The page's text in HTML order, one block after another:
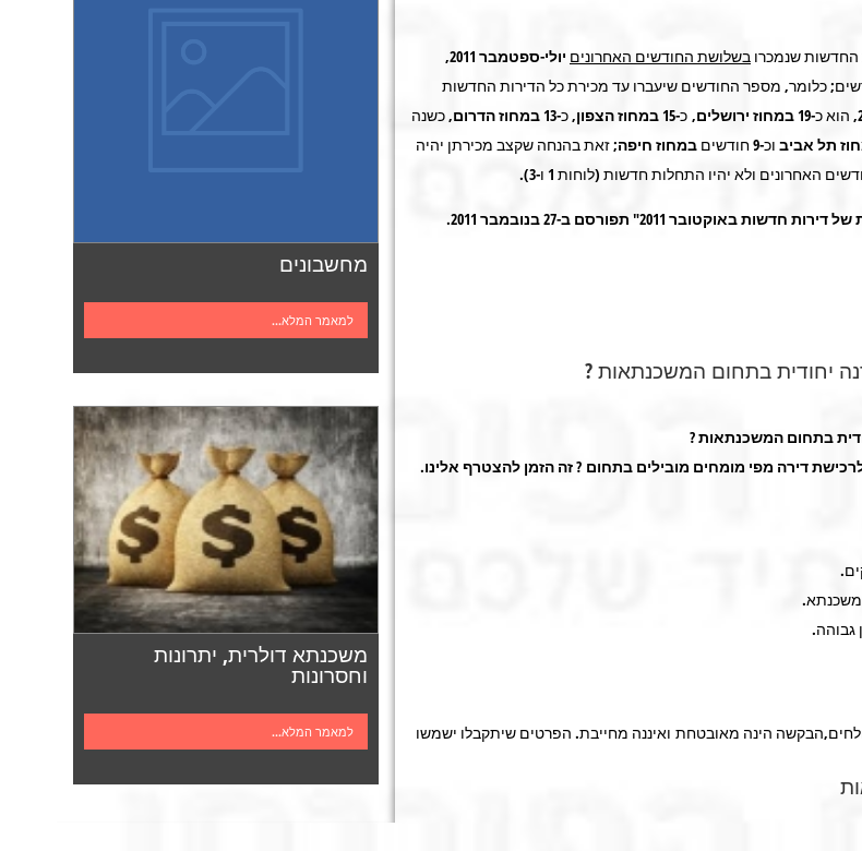
מחשבונים
למאמר המלא...
משכנתא דולרית, יתרונות
וחסרונות
למאמר המלא...
החדשות שנמכרו בשלושת החודשים האחרונים יולי-ספטמבר 2011
,
;כלומר, מספר החודשים שיעברו עד מכירת כל הדירות החדשות
, הוא כ-19 במחוז ירושלים, כ-15 במחוז הצפון, כ-13 במחוז הדרום, כשנה
תל אביב וכ-9 חודשים במחוז חיפה; זאת בהנחה שקצב מכירתן יהיה
האחרונים ולא יהיו התחלות חדשות (לוחות 1 ו-3).
2011" תפורסם ב-27 בנובמבר 2011 .
יחודית בתחום המשכנתאות ?
בתחום המשכנתאות ?
דירה מפי מומחים מובילים בתחום ? זה הזמן להצטרף אלינו.
הינה מאובטחת ואיננה מחייבת. הפרטים שיתקבלו ישמשו